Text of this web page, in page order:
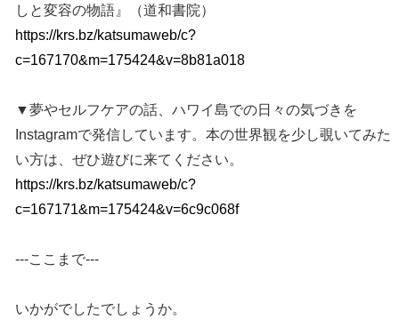
しと変容の物語』（道和書院）
https://krs.bz/katsumaweb/c?
c=167170&m=175424&v=8b81a018
▼夢やセルフケアの話、ハワイ島での日々の気づきを
Instagramで発信しています。本の世界観を少し覗いてみた
い方は、ぜひ遊びに来てください。
https://krs.bz/katsumaweb/c?
c=167171&m=175424&v=6c9c068f
---ここまで---
いかがでしたでしょうか。